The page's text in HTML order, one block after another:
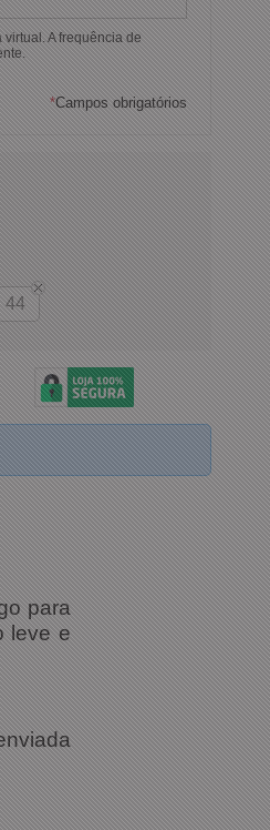
A frequência de
*Campos obrigatórios
44
para
leve e